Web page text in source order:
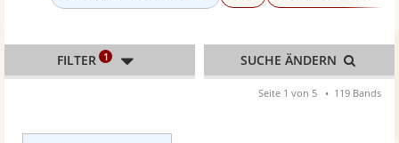
FILTER 1 SUCHE ÄNDERN
Seite 1 von 5 119 Bands